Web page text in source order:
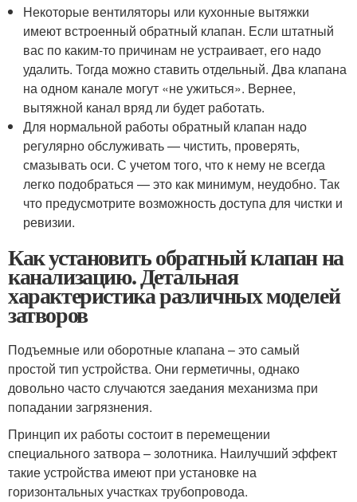
Некоторые вентиляторы или кухонные вытяжки
имеют встроенный обратный клапан. Если штатный
вас по каким-то причинам не устраивает, его надо
удалить. Тогда можно ставить отдельный. Два клапана
на одном канале могут «не ужиться». Вернее,
вытяжной канал вряд ли будет работать.
Для нормальной работы обратный клапан надо
регулярно обслуживать — чистить, проверять,
смазывать оси. С учетом того, что к нему не всегда
легко подобраться — это как минимум, неудобно. Так
что предусмотрите возможность доступа для чистки и
ревизии.
Как установить обратный клапан на
канализацию. Детальная
характеристика различных моделей
затворов
Подъемные или оборотные клапана – это самый
простой тип устройства. Они герметичны, однако
довольно часто случаются заедания механизма при
попадании загрязнения.
Принцип их работы состоит в перемещении
специального затвора – золотника. Наилучший эффект
такие устройства имеют при установке на
горизонтальных участках трубопровода.